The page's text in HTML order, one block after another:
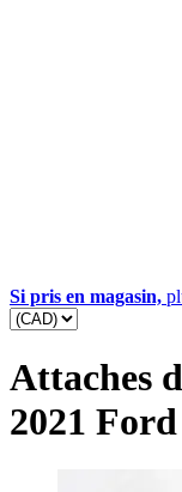
Si pris en magasin,
Attaches
2021